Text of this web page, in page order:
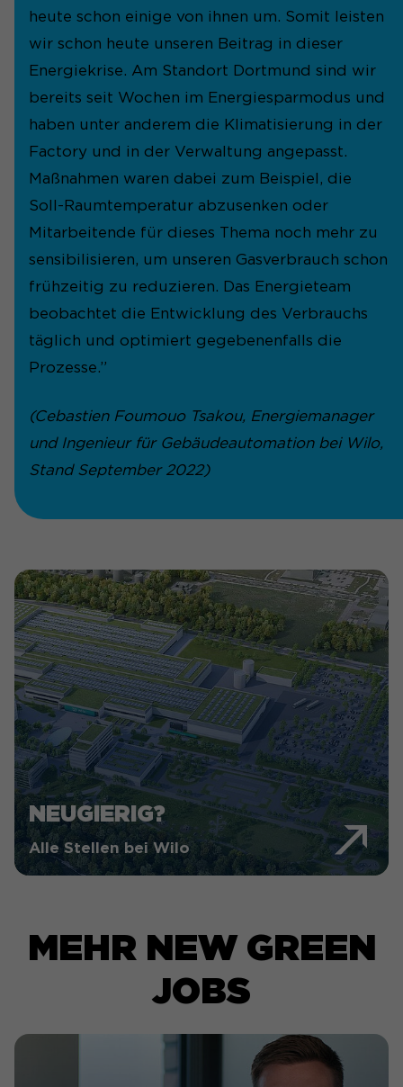
heute schon einige von ihnen um. Somit leisten
wir schon heute unseren Beitrag in dieser
Energiekrise. Am Standort Dortmund sind wir
bereits seit Wochen im Energiesparmodus und
haben unter anderem die Klimatisierung in der
Factory und in der Verwaltung angepasst.
Maßnahmen waren dabei zum Beispiel, die
Soll-Raumtemperatur abzusenken oder
Mitarbeitende für dieses Thema noch mehr zu
sensibilisieren, um unseren Gasverbrauch schon
frühzeitig zu reduzieren. Das Energieteam
beobachtet die Entwicklung des Verbrauchs
täglich und optimiert gegebenenfalls die
Prozesse.”
(Cebastien Foumouo Tsakou, Energiemanager
und Ingenieur für Gebäudeautomation bei Wilo,
Stand September 2022)
NEUGIERIG?
Alle Stellen bei Wilo
MEHR NEW GREEN
JOBS